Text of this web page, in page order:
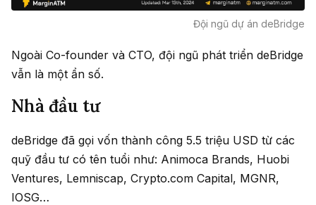
Đội ngũ dự án deBridge
Ngoài Co-founder và CTO, đội ngũ phát triển deBridge
vẫn là một ẩn số.
Nhà đầu tư
deBridge đã gọi vốn thành công 5.5 triệu USD từ các
quỹ đầu tư có tên tuổi như: Animoca Brands, Huobi
Ventures, Lemniscap, Crypto.com Capital, MGNR,
IOSG…